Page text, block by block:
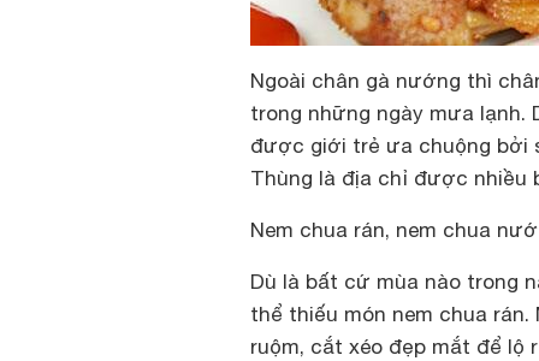
Ngoài chân gà nướng thì
trong những ngày mưa lạnh.
được giới trẻ ưa chuộng bởi
Thùng là địa chỉ được nhiều
Nem chua rán, nem chua
Dù là bất cứ mùa nào trong
thể thiếu món nem chua
ruộm, cắt xéo đẹp mắt để lộ